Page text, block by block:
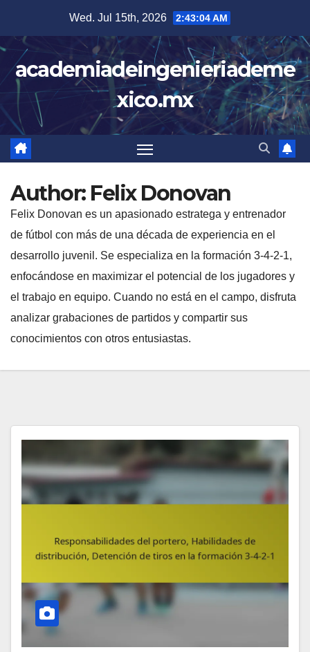
content
Wed. Jul 15th, 2026 2:43:05 AM
academiadeingenieriademe
xico.mx
Author: Felix Donovan
Felix Donovan es un apasionado estratega y entrenador
de fútbol con más de una década de experiencia en el
desarrollo juvenil. Se especializa en la formación 3-4-2-1,
enfocándose en maximizar el potencial de los jugadores y
el trabajo en equipo. Cuando no está en el campo, disfruta
analizar grabaciones de partidos y compartir sus
conocimientos con otros entusiastas.